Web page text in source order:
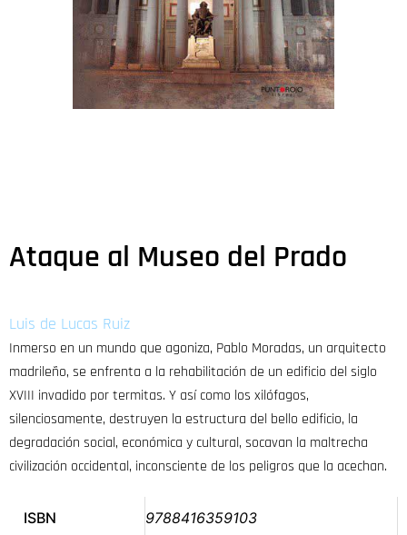
Ataque al Museo del Prado
Luis de Lucas Ruiz
Inmerso en un mundo que agoniza, Pablo Moradas, un arquitecto
madrileño, se enfrenta a la rehabilitación de un edificio del siglo
XVIII invadido por termitas. Y así como los xilófagos,
silenciosamente, destruyen la estructura del bello edificio, la
degradación social, económica y cultural, socavan la maltrecha
civilización occidental, inconsciente de los peligros que la acechan.
ISBN 9788416359103